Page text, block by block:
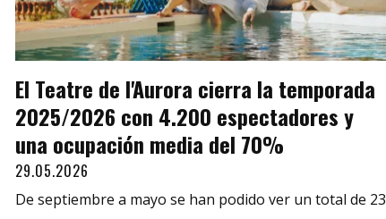
El Teatre de l'Aurora cierra la temporada
2025/2026 con 4.200 espectadores y
una ocupación media del 70%
29.05.2026
De septiembre a mayo se han podido ver un total de 23